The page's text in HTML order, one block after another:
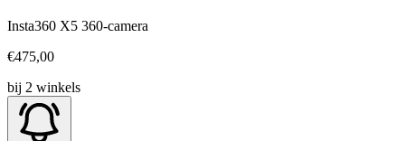
Insta360 X5 360-camera
€475,00
bij 2 winkels